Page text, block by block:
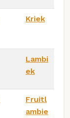
Kriek
Lambi
ek
Fruitl
ambie